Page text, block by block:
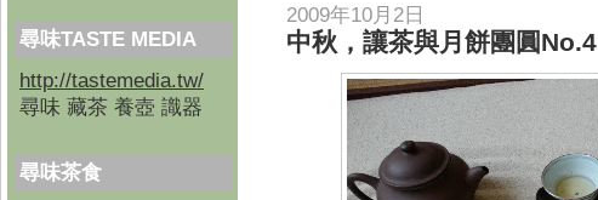
尋味TASTE MEDIA
http://tastemedia.tw/
尋味 藏茶 養壺 識器
尋味茶食
2009年10月2日
中秋，讓茶與月餅團圓No.4